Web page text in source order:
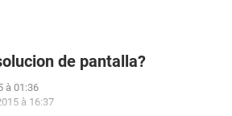
de pantalla?
à 01:36
à 16:37